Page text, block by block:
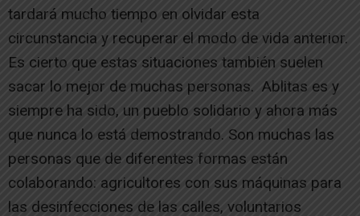
tardará mucho tiempo en olvidar esta
circunstancia y recuperar el modo de vida anterior.
Es cierto que estas situaciones también suelen
sacar lo mejor de muchas personas. Ablitas es y
siempre ha sido, un pueblo solidario y ahora más
que nunca lo está demostrando. Son muchas las
personas que de diferentes formas están
colaborando: agricultores con sus máquinas para
las desinfecciones de las calles, voluntarios